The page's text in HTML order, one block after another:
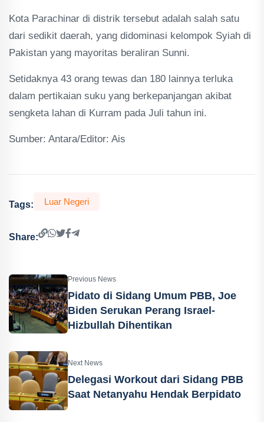
Kota Parachinar di distrik tersebut adalah salah satu
dari sedikit daerah, yang didominasi kelompok Syiah di
Pakistan yang mayoritas beraliran Sunni.
Setidaknya 43 orang tewas dan 180 lainnya terluka
dalam pertikaian suku yang berkepanjangan akibat
sengketa lahan di Kurram pada Juli tahun ini.
Sumber: Antara/Editor: Ais
Tags: Luar Negeri
Share:
Previous News
Pidato di Sidang Umum PBB, Joe
Biden Serukan Perang Israel-
Hizbullah Dihentikan
Next News
Delegasi Workout dari Sidang PBB
Saat Netanyahu Hendak Berpidato